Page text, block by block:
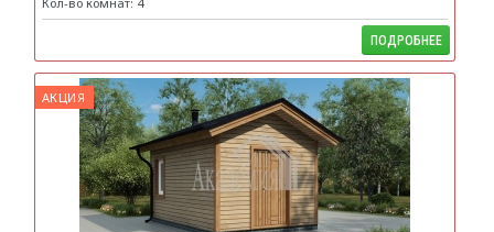
ПОДРОБНЕЕ
АКЦИЯ